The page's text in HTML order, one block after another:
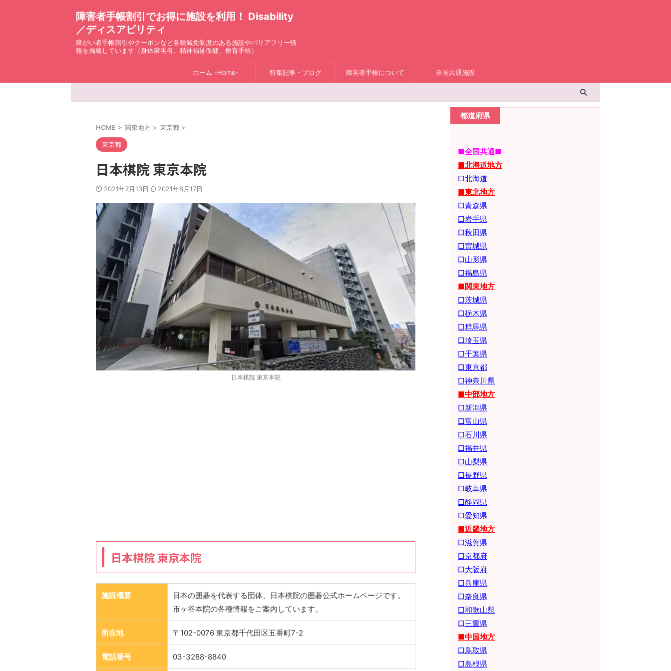
障害者手帳割引でお得に施設を利用！ Disability
／ディスアビリティ
障がい者手帳割引やクーポンなど各種減免制度のある施設やバリアフリー情
報を掲載しています（身体障害者、精神福祉保健、療育手帳）
ホーム -Home- 特集記事・ブログ 障害者手帳について 全国共通施設
HOME > 関東地方 > 東京都 >
東京都
日本棋院 東京本院
2021年7月13日 2021年8月17日
日本棋院 東京本院
日本棋院 東京本院
施設概要
日本の囲碁を代表する団体、日本棋院の囲碁公式ホームページです。
市ヶ谷本院の各種情報をご案内しています。
所在地 〒102-0076 東京都千代田区五番町7-2
電話番号 03-3288-8840
都道府県
■全国共通■
■北海道地方
□北海道
■東北地方
□青森県
□岩手県
□秋田県
□宮城県
□山形県
□福島県
■関東地方
□茨城県
□栃木県
□群馬県
□埼玉県
□千葉県
□東京都
□神奈川県
■中部地方
□新潟県
□富山県
□石川県
□福井県
□山梨県
□長野県
□岐阜県
□静岡県
□愛知県
■近畿地方
□滋賀県
□京都府
□大阪府
□兵庫県
□奈良県
□和歌山県
□三重県
■中国地方
□鳥取県
□島根県